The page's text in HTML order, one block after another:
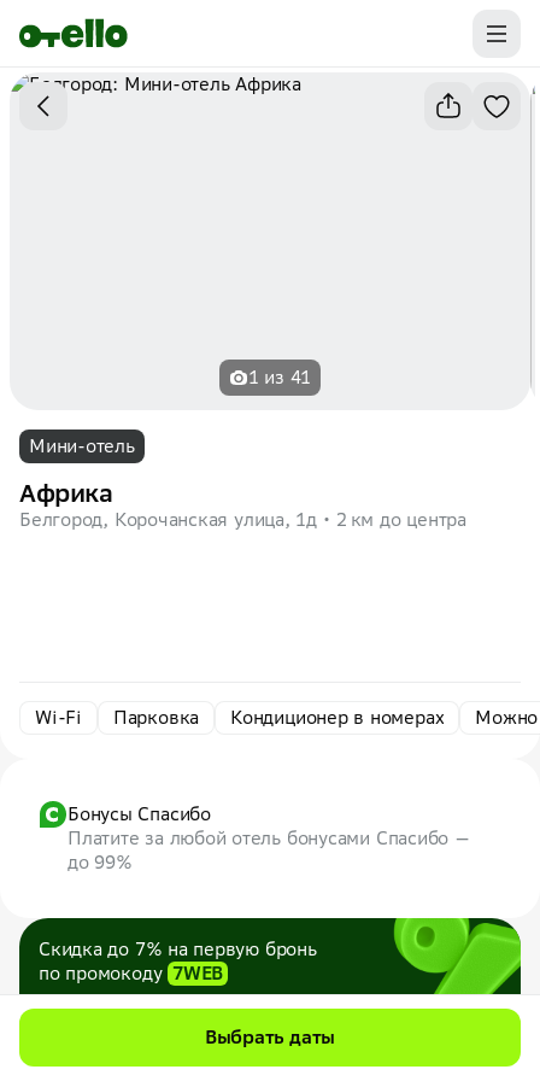
Промокоды на первую бронь уже ваши.
Забирайте выгоду
1 из 41
Мини-отель
Африка
Белгород, Корочанская улица, 1д 2 км до центра
Wi-Fi Парковка Кондиционер в номерах Можно
Бонусы Спасибо
Платите за любой отель бонусами Спасибо —
до 99%
Скидка до 7% на первую бронь
по промокоду 7WEB
Максимум — 1000 ₽
Выбрать даты